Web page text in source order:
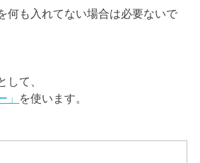
何も入れてない場合は必要ないで
して、
」 を使います。